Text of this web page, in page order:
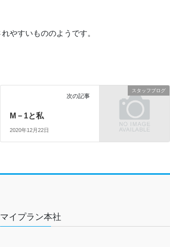
やすいもののようです。
スタッフブログ
次の記事
M－1と私
2020年12月22日
マイプラン本社